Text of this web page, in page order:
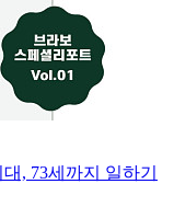
, 73세까지 일하기